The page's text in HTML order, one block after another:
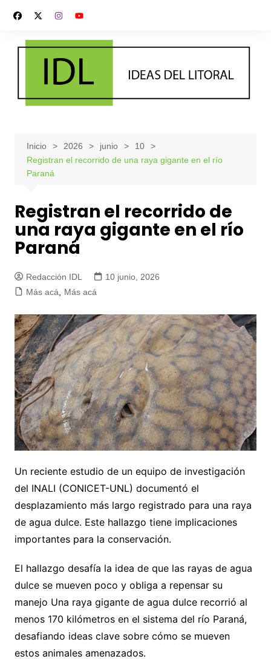
contenido
Inicio 2026 junio
10
Registran el recorrido de una raya gigante en el río
Paraná
Registran el recorrido de
una raya gigante en el río
Paraná
Redacción IDL
10 junio, 2026
Más acá, Más acá
Un reciente estudio de un equipo de investigación
del INALI (CONICET-UNL) documentó el
desplazamiento más largo registrado para una raya
de agua dulce. Este hallazgo tiene implicaciones
importantes para la conservación.
El hallazgo desafía la idea de que las rayas de agua
dulce se mueven poco y obliga a repensar su
manejo Una raya gigante de agua dulce recorrió al
menos 170 kilómetros en el sistema del río Paraná,
desafiando ideas clave sobre cómo se mueven
estos animales amenazados.